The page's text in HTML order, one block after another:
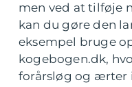
men ved at tilføje
kan du gøre den
eksempel bruge
kogebogen.dk,
forårsløg og ærter